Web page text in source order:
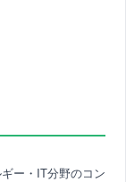
ー・IT分野のコン